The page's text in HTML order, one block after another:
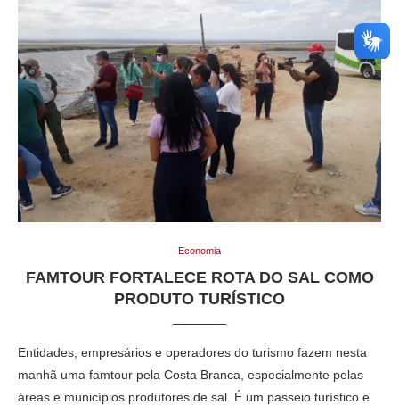
Economia
FAMTOUR FORTALECE ROTA DO SAL COMO
PRODUTO TURÍSTICO
Entidades, empresários e operadores do turismo fazem nesta
manhã uma famtour pela Costa Branca, especialmente pelas
áreas e municípios produtores de sal. É um passeio turístico e